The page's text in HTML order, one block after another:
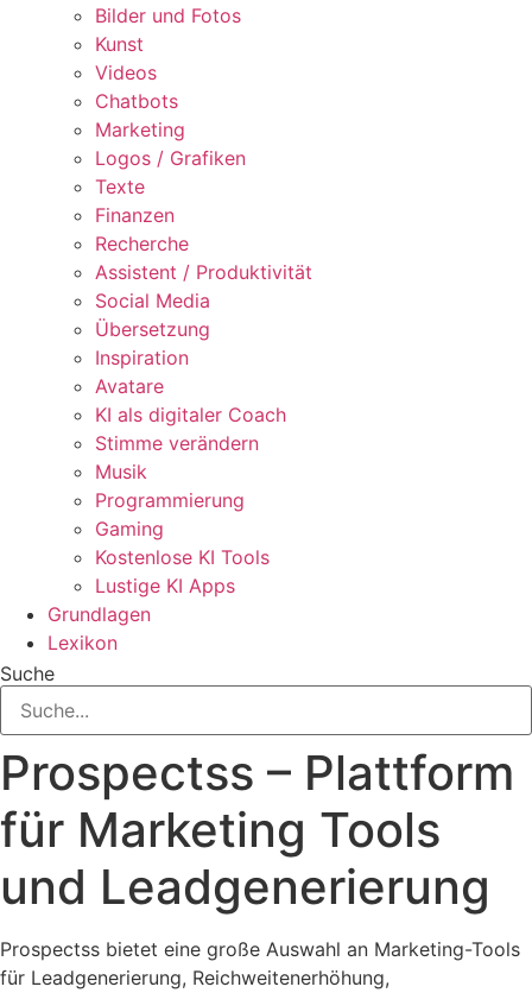
Bilder und Fotos
Kunst
Videos
Chatbots
Marketing
Logos / Grafiken
Texte
Finanzen
Recherche
Assistent / Produktivität
Social Media
Übersetzung
Inspiration
Avatare
KI als digitaler Coach
Stimme verändern
Musik
Programmierung
Gaming
Kostenlose KI Tools
Lustige KI Apps
Grundlagen
Lexikon
Suche
Prospectss – Plattform
für Marketing Tools
und Leadgenerierung
Prospectss bietet eine große Auswahl an Marketing-Tools
für Leadgenerierung, Reichweitenerhöhung,